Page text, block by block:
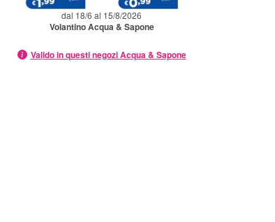
dal 18/6 al 15/8/2026
Volantino Acqua & Sapone
Valido in questi negozi Acqua & Sapone